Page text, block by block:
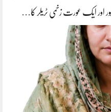
اور ایک عورت زخمی ٹریلر کا…